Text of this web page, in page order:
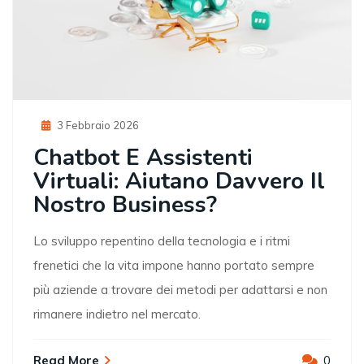
Posted
3 Febbraio 2026
Chatbot E Assistenti
Virtuali: Aiutano Davvero Il
Nostro Business?
Lo sviluppo repentino della tecnologia e i ritmi
frenetici che la vita impone hanno portato sempre
più aziende a trovare dei metodi per adattarsi e non
rimanere indietro nel mercato.
Read More 0